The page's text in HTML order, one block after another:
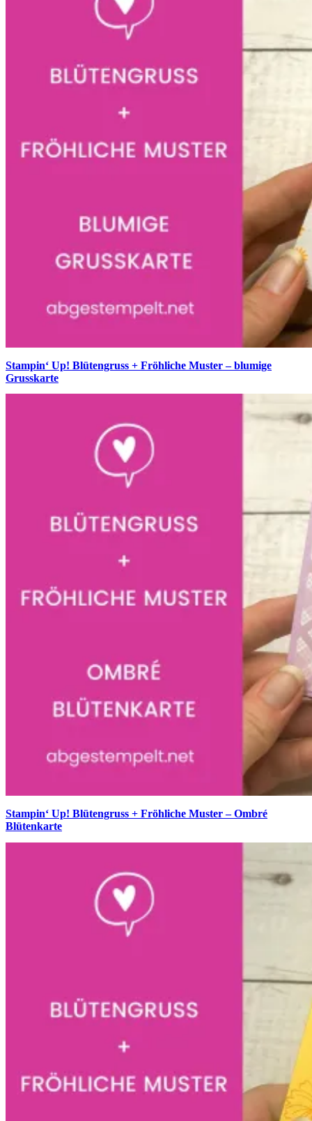
Stampin‘ Up! Blütengruss + Fröhliche Muster – blumige
Grusskarte
Stampin‘ Up! Blütengruss + Fröhliche Muster – Ombré
Blütenkarte